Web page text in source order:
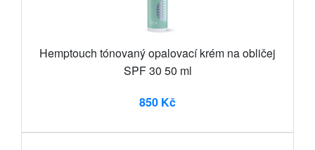
Hemptouch tónovaný opalovací krém na obličej
SPF 30 50 ml
850 Kč